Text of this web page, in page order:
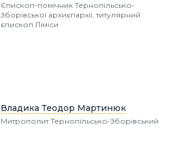
Єпископ-помічник Тернопільсько-
Зборівської архиєпархії, титулярний
єпископ Ліміси
Владика Теодор Мартинюк
Митрополит Тернопільсько-Зборівський